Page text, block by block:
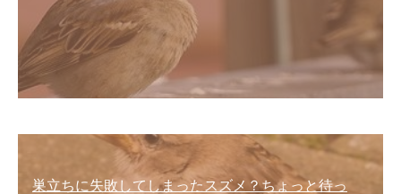
巣立ちに失敗してしまったスズメ？ちょっと待っ